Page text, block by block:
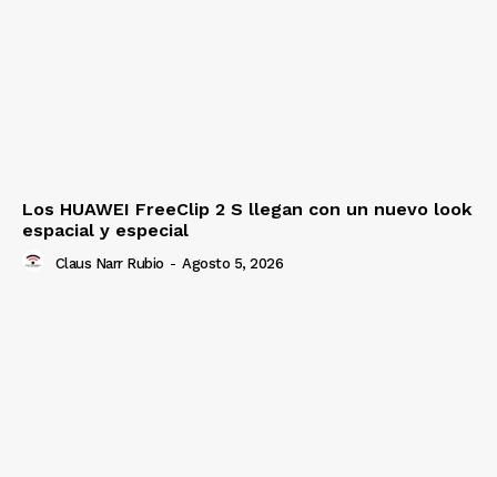
Los HUAWEI FreeClip 2 S llegan con un nuevo look
espacial y especial
Claus Narr Rubio - Agosto 5, 2026